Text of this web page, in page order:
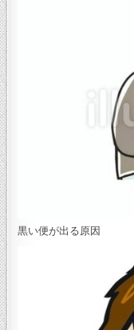
黒い便が出る原因